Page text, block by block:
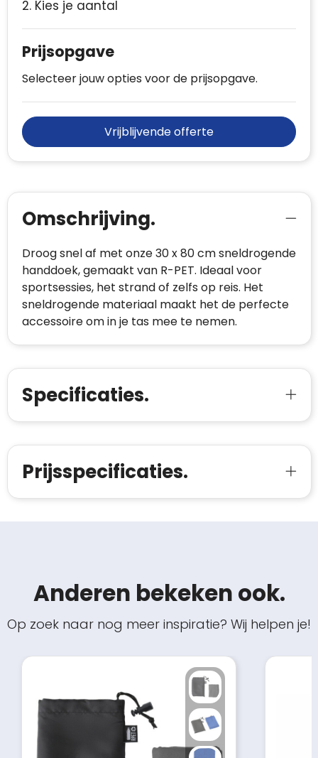
2. Kies je aantal
Prijsopgave
Selecteer jouw opties voor de prijsopgave.
Vrijblijvende offerte
Omschrijving.
Droog snel af met onze 30 x 80 cm sneldrogende
handdoek, gemaakt van R-PET. Ideaal voor
sportsessies, het strand of zelfs op reis. Het
sneldrogende materiaal maakt het de perfecte
accessoire om in je tas mee te nemen.
Specificaties.
Prijsspecificaties.
Anderen bekeken ook.
Op zoek naar nog meer inspiratie? Wij helpen je!